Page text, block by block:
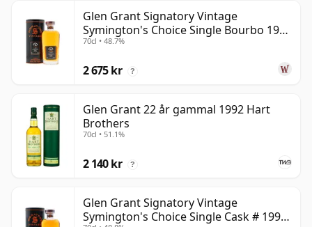
Glen Grant Signatory Vintage
Symington's Choice Single Bourbo 1995
30 år gammal
70cl • 48.7%
2 675 kr ?
Glen Grant 22 år gammal 1992 Hart
Brothers
70cl • 51.1%
2 140 kr ?
Glen Grant Signatory Vintage
Symington's Choice Single Cask # 1995